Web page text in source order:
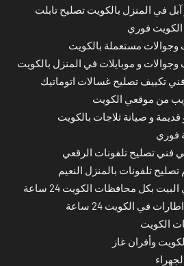
في المنزل بالكويت تصليح تابلت
الكويت فوري
وجوالات مستعملة بالكويت
و موبايلات في المنزل بالكويت
تكييف تصليح غسالات اتوماتيك
من موقعي الكويت
و صيانة ثلاجات بالكويت
فوري
فني تصليح تلفونات الرقعي
تلفونات بالمنزل النعيم
بكل محافظات الكويت 24 ساعة
في الكويت 24 ساعة
الكويت
وأفران غاز